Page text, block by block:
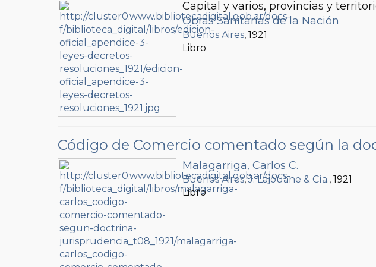
Capital y varios, provincias y
Obras Sanitarias de la Nación
Buenos Aires, 1921
Libro
Código de Comercio comentado según la
Malagarriga, Carlos C.
Buenos Aires,J. Lajouane & Cía., 1921
Libro